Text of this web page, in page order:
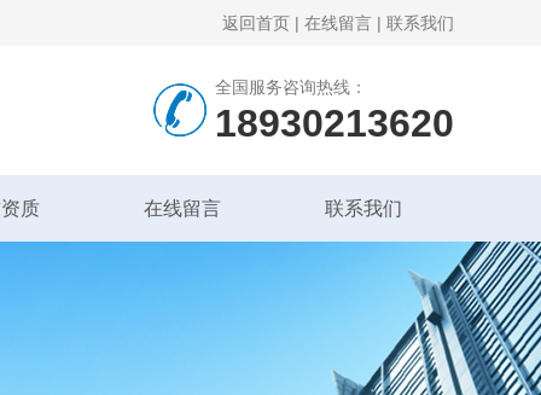
返回首页 | 在线留言 | 联系我们
全国服务咨询热线：
18930213620
质 在线留言 联系我们